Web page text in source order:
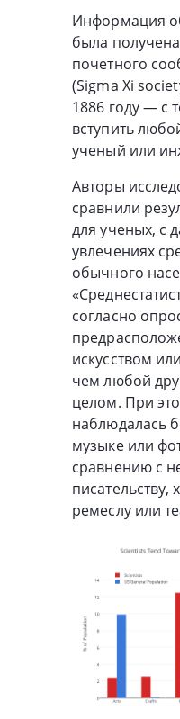
Информация
была
почетного
(Sigma Xi
1886 году — с
вступить
ученый или
Авторы
сравнили
для ученых, с
увлечениях
обычного
согласно
искусством
чем любой
целом. При
наблюдалась
музыке или
сравнению с
писательству,
ремеслу или